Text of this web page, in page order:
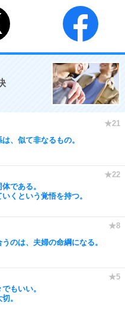
、似て非なるもの。
である。
くという覚悟を持つ。
のは、夫婦の命綱になる。
もいい。
。